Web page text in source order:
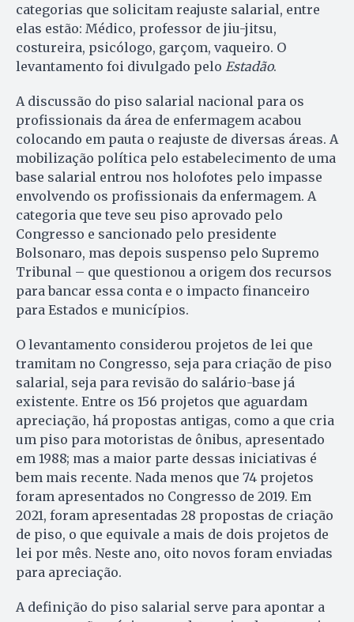
categorias que solicitam reajuste salarial, entre
elas estão: Médico, professor de jiu-jitsu,
costureira, psicólogo, garçom, vaqueiro. O
levantamento foi divulgado pelo Estadão.
A discussão do piso salarial nacional para os
profissionais da área de enfermagem acabou
colocando em pauta o reajuste de diversas áreas. A
mobilização política pelo estabelecimento de uma
base salarial entrou nos holofotes pelo impasse
envolvendo os profissionais da enfermagem. A
categoria que teve seu piso aprovado pelo
Congresso e sancionado pelo presidente
Bolsonaro, mas depois suspenso pelo Supremo
Tribunal – que questionou a origem dos recursos
para bancar essa conta e o impacto financeiro
para Estados e municípios.
O levantamento considerou projetos de lei que
tramitam no Congresso, seja para criação de piso
salarial, seja para revisão do salário-base já
existente. Entre os 156 projetos que aguardam
apreciação, há propostas antigas, como a que cria
um piso para motoristas de ônibus, apresentado
em 1988; mas a maior parte dessas iniciativas é
bem mais recente. Nada menos que 74 projetos
foram apresentados no Congresso de 2019. Em
2021, foram apresentadas 28 propostas de criação
de piso, o que equivale a mais de dois projetos de
lei por mês. Neste ano, oito novos foram enviadas
para apreciação.
A definição do piso salarial serve para apontar a